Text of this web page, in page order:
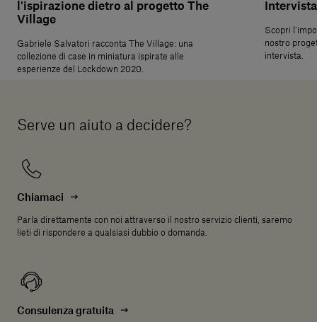
l'ispirazione dietro al progetto The
Village
Gabriele Salvatori racconta The Village: una
collezione di case in miniatura ispirate alle
esperienze del Lockdown 2020.
Scopri
nostro
intervista.
Serve un aiuto a decidere?
Chiamaci
Parla direttamente con noi attraverso il nostro servizio clienti, saremo
lieti di rispondere a qualsiasi dubbio o domanda.
Consulenza gratuita